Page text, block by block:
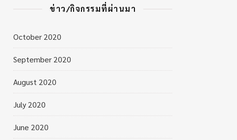
ข่าว/กิจกรรมที่ผ่านมา
October 2020
September 2020
August 2020
July 2020
June 2020